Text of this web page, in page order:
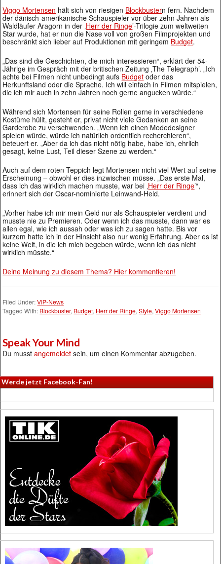
Viggo Mortensen hält sich von riesigen Blockbustern fern. Nachdem
der dänisch-amerikanische Schauspieler vor über zehn Jahren als
Waldläufer Aragorn in der ‚Herr der Ringe’-Trilogie zum weltweiten
Star wurde, hat er nun die Nase voll von großen Filmprojekten und
beschränkt sich lieber auf Produktionen mit geringem Budget.
„Das sind die Geschichten, die mich interessieren“, erklärt der 54-
Jährige im Gespräch mit der britischen Zeitung ‚The Telegraph’. „Ich
achte bei Filmen nicht unbedingt aufs Budget oder das
Herkunftsland oder die Sprache. Ich will einfach in Filmen mitspielen,
die ich mir auch in zehn Jahren noch gerne angucken würde.“
Während sich Mortensen für seine Rollen gerne in verschiedene
Kostüme hüllt, gesteht er, privat nicht viele Gedanken an seine
Garderobe zu verschwenden. „Wenn ich einen Modedesigner
spielen würde, würde ich natürlich ordentlich recherchieren“,
beteuert er. „Aber da ich das nicht nötig habe, habe ich, ehrlich
gesagt, keine Lust, Teil dieser Szene zu werden.“
Auch auf dem roten Teppich legt Mortensen nicht viel Wert auf seine
Erscheinung – obwohl er dies inzwischen müsse. „Das erste Mal,
dass ich das wirklich machen musste, war bei ‚Herr der Ringe’“,
erinnert sich der Oscar-nominierte Leinwand-Held.
„Vorher habe ich mir mein Geld nur als Schauspieler verdient und
musste nie zu Premieren. Oder wenn ich das musste, dann war es
allen egal, wie ich aussah oder was ich zu sagen hatte. Bis vor
kurzem hatte ich in der Hinsicht also nur wenig Erfahrung. Aber es ist
keine Welt, in die ich mich begeben würde, wenn ich das nicht
wirklich müsste.“
Deine Meinung zu diesem Thema? Hier kommentieren!
Filed Under:VIP-News
Tagged With: Blockbuster, Budget, Herr der Ringe,Style,Viggo Mortensen
Speak Your Mind
Du musstangemeldet sein, um einen Kommentar abzugeben.
Werde jetzt Facebook-Fan!